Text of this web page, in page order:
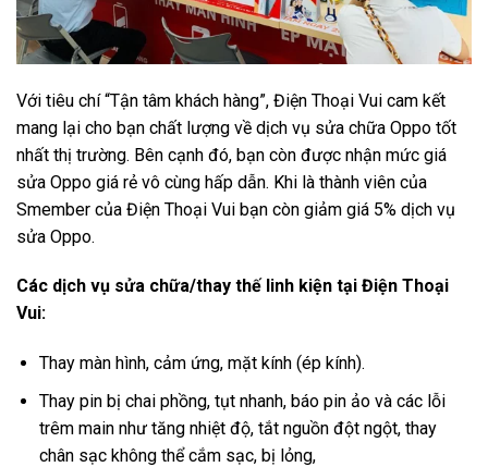
Với tiêu chí “Tận tâm khách hàng”, Điện Thoại Vui cam kết
mang lại cho bạn chất lượng về dịch vụ sửa chữa Oppo tốt
nhất thị trường. Bên cạnh đó, bạn còn được nhận mức giá
sửa Oppo giá rẻ vô cùng hấp dẫn. Khi là thành viên của
Smember của Điện Thoại Vui bạn còn giảm giá 5% dịch vụ
sửa Oppo.
Các dịch vụ sửa chữa/thay thế linh kiện tại Điện Thoại
Vui:
Thay màn hình, cảm ứng, mặt kính (ép kính).
Thay pin bị chai phồng, tụt nhanh, báo pin ảo và các lỗi
trêm main như tăng nhiệt độ, tắt nguồn đột ngột, thay
chân sạc không thể cắm sạc, bị lỏng,